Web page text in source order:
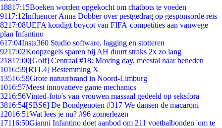
18817:15Boeken worden opgekocht om chatbots te voeden
9117:12Influencer Anna Dobber over pestgedrag op gesponsorde reis
8217:08UEFA kondigt boycot van FIFA-competities aan vanwege
plan Infantino
617:04Insta360 Studio software, lagging en stotteren
9217:02Koopzegels sparen bij AH duurt straks 2x zo lang
21817:00[Golf] Centraal #18: Moving day, meestal naar beneden
1016:59[RTL4] Bestemming X
13516:59Grote natuurbrand in Noord-Limburg
1016:57Meest innovatieve game mechanics
3216:56Vinted-foto's van vrouwen massaal gedeeld op seksfora
3816:54[SBS6] De Bondgenoten #317 We dansen de macaroni
12016:51Wat lees je nu? #96 zomerlezen
17116:50Gianni Infantino doet aanbod om 211 voetbalbonden 'om te